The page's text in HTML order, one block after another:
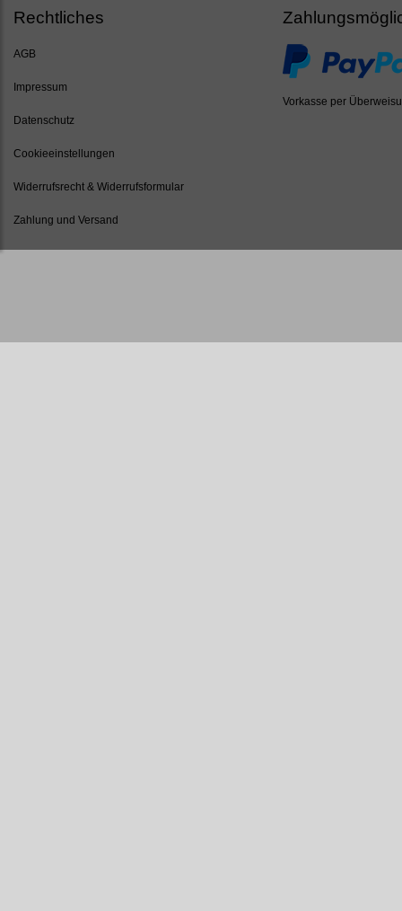
Rechtliches
AGB
Impressum
Datenschutz
Cookieeinstellungen
Widerrufsrecht & Widerrufsformular
Zahlung und Versand
Vorkasse per